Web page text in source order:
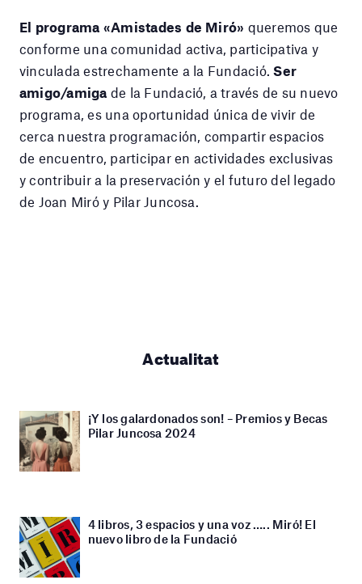
El programa «Amistades de Miró» queremos que
conforme una comunidad activa, participativa y
vinculada estrechamente a la Fundació.Ser
amigo/amiga de la Fundació, a través de su nuevo
programa, es una oportunidad única de vivir de
cerca nuestra programación, compartir espacios
de encuentro, participar en actividades exclusivas
y contribuir a la preservación y el futuro del legado
de Joan Miró y Pilar Juncosa.
Actualitat
¡Y los galardonados son! – Premios y Becas
Pilar Juncosa 2024
4 libros, 3 espacios y una voz ….. Miró! El
nuevo libro de la Fundació